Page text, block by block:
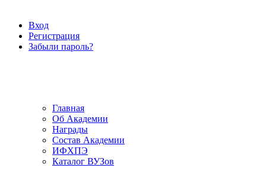
Вход
Регистрация
Забыли пароль?
Главная
Об Академии
Награды
Состав Академии
ИФХПЭ
Каталог ВУЗов